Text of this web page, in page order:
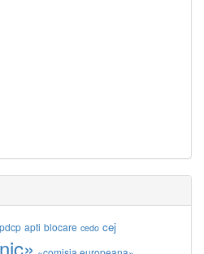
apti blocare cedo cej